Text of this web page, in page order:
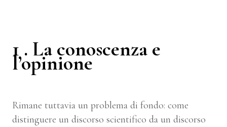
1 . La conoscenza e
l’opinione
Rimane tuttavia un problema di fondo: come
distinguere un discorso scientifico da un discorso